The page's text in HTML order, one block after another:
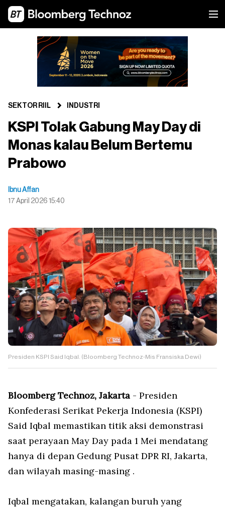
SEKTOR RIIL INDUSTRI
KSPI Tolak Gabung May Day di
Monas kalau Belum Bertemu
Prabowo
Ibnu Affan
17 April 2026 15:40
Presiden KSPI Said Iqbal. (Bloomberg Technoz-Mis Fransiska Dewi)
Bloomberg Technoz, Jakarta - Presiden
Konfederasi Serikat Pekerja Indonesia (KSPI)
Said Iqbal memastikan titik aksi demonstrasi
saat perayaan May Day pada 1 Mei mendatang
hanya di depan Gedung Pusat DPR RI, Jakarta,
dan wilayah masing-masing .
Iqbal mengatakan, kalangan buruh yang